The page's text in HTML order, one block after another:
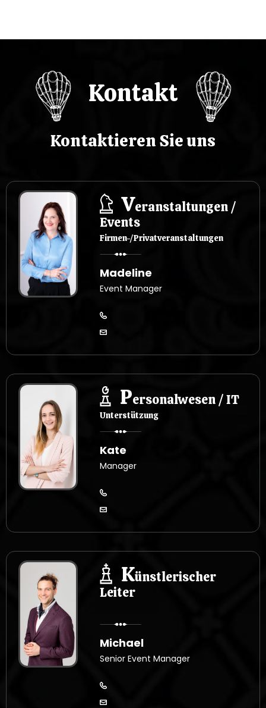
p
Kontakt
Kontaktieren Sie uns
Veranstaltungen /
Events
Firmen-/Privatveranstaltungen
Madeline
Event Manager
Personalwesen / IT
Unterstützung
Kate
Manager
Künstlerischer
Leiter
Michael
Senior Event Manager